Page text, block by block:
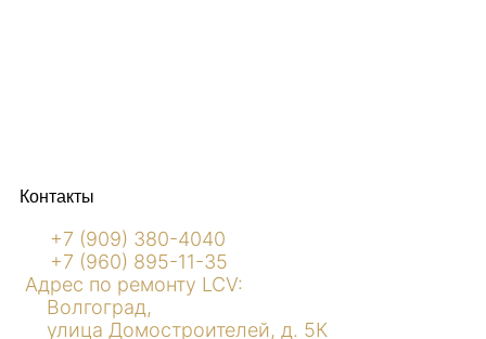
Контакты
+7 (909) 380-4040
+7 (960) 895-11-35
Адрес по ремонту LCV:
Волгоград,
улица Домостроителей, д. 5К